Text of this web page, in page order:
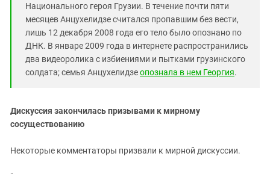
Национального героя Грузии. В течение почти пяти
месяцев Анцухелидзе считался пропавшим без вести,
лишь 12 декабря 2008 года его тело было опознано по
ДНК. В январе 2009 года в интернете распространились
два видеоролика с избиениями и пытками грузинского
солдата; семья Анцухелидзеопознала в нем Георгия.
Дискуссия закончилась призывами к мирному
сосуществованию
Некоторые комментаторы призвали к мирной дискуссии.